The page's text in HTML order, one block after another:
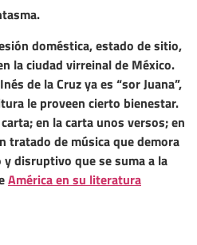
doméstica, estado de sitio,
la ciudad virreinal de México.
de la Cruz ya es “sor Juana”,
le proveen cierto bienestar.
en la carta unos versos; en
tratado de música que demora
disruptivo que se suma a la
América en su literatura